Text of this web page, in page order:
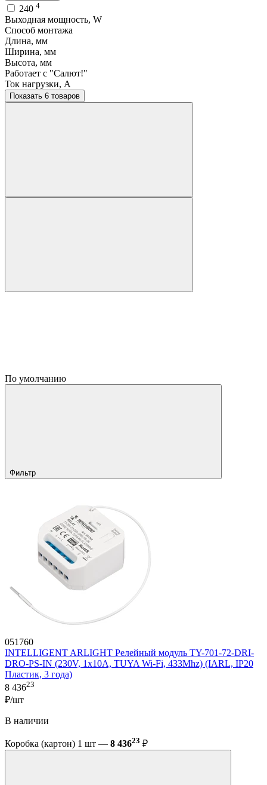
240 4
Выходная мощность, W
Способ монтажа
Длина, мм
Ширина, мм
Высота, мм
Работает с "Салют!"
Ток нагрузки, A
Показать 6 товаров
По умолчанию
Фильтр
051760
INTELLIGENT ARLIGHT Релейный модуль TY-701-72-DRI-
DRO-PS-IN (230V, 1x10A, TUYA Wi-Fi, 433Mhz) (IARL, IP20
Пластик, 3 года)
8 43623
₽/шт
В наличии
Коробка (картон) 1 шт — 8 43623 ₽